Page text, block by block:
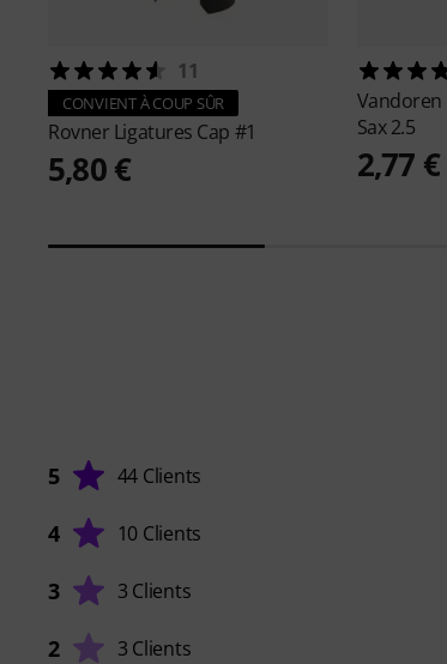
11
CONVIENT À COUP SÛR
Rovner Ligatures Cap #1
5,80 €
Vandoren
Sax 2.5
2,77 €
5 44 Clients
4 10 Clients
3 3 Clients
2 3 Clients